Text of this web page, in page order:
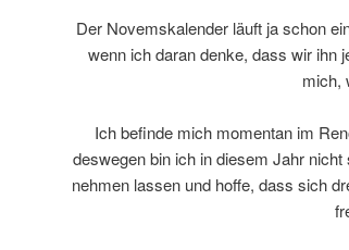
Der Novemskalender läuft ja schon
wenn ich daran denke, dass wir ihn
mich,
Ich befinde mich momentan im
deswegen bin ich in diesem Jahr
nehmen lassen und hoffe, dass sich